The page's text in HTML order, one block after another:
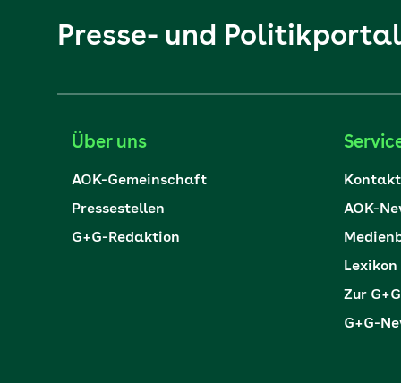
Presse- und
Über uns
AOK-Gemeinschaft
Pressestellen
G+G-Redaktion
Kontakt
AOK-
Lexikon
Zur G+G
G+G-